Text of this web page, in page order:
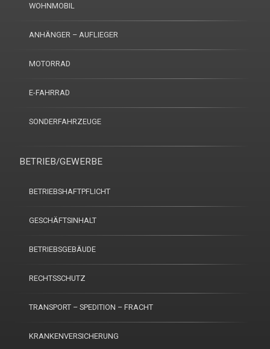
WOHNMOBIL
ANHÄNGER – AUFLIEGER
MOTORRAD
E-FAHRRAD
SONDERFAHRZEUGE
BETRIEB/GEWERBE
BETRIEBSHAFTPFLICHT
GESCHÄFTSINHALT
BETRIEBSGEBÄUDE
RECHTSSCHUTZ
TRANSPORT – SPEDITION – FRACHT
KRANKENVERSICHERUNG